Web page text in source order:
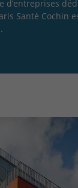
d’entreprises
Santé Cochin